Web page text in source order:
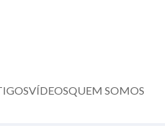
VÍDEOSQUEM SOMOS